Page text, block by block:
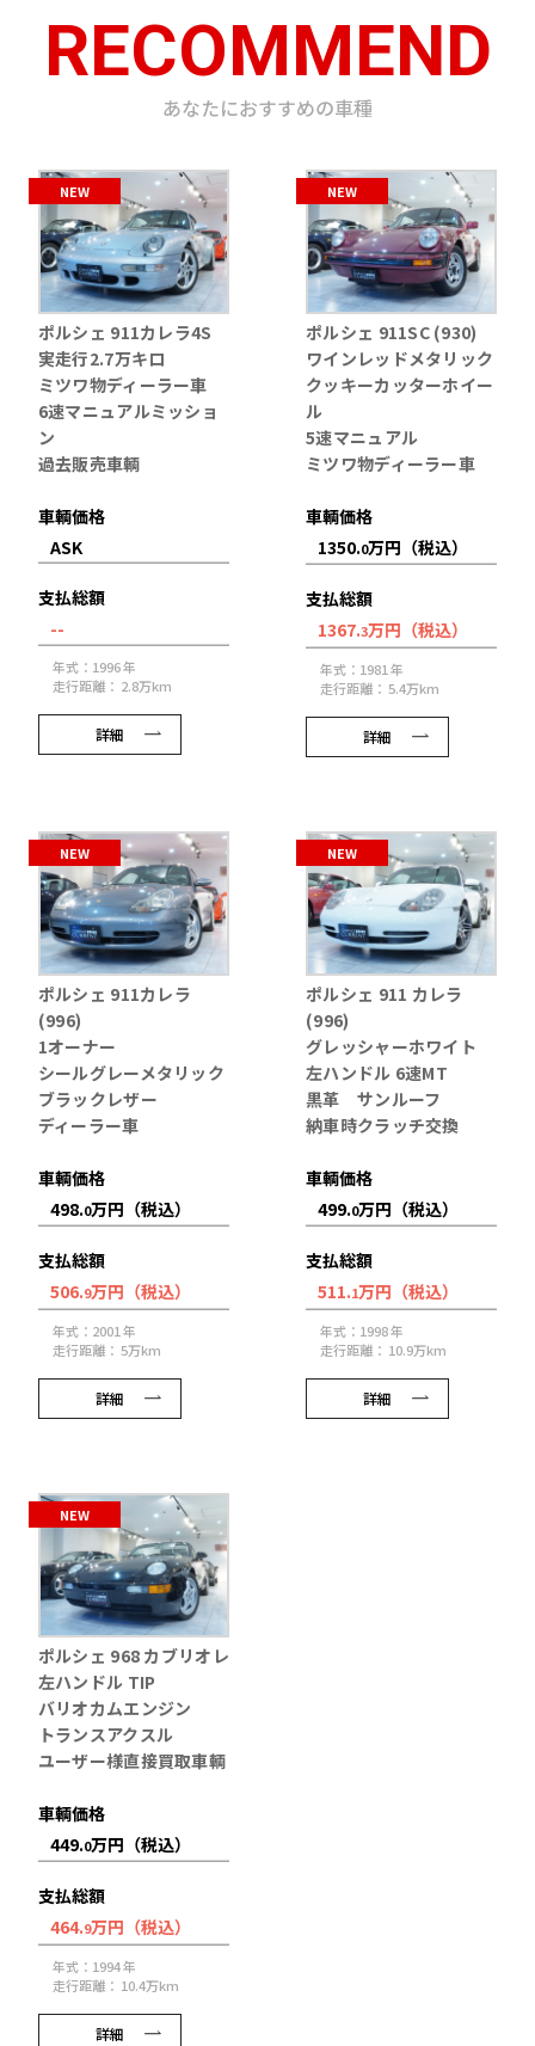
RECOMMEND
あなたにおすすめの車種
NEW
ポルシェ 911カレラ4S
実走行2.7万キロ
ミツワ物ディーラー車
6速マニュアルミッショ
ン
過去販売車輌
車輌価格
ASK
支払総額
--
年式：1996 年
走行距離： 2.8万km
詳細
NEW
ポルシェ 911SC (930)
ワインレッドメタリック
クッキーカッターホイー
ル
5速マニュアル
ミツワ物ディーラー車
車輌価格
1350.0万円（税込）
支払総額
1367.3万円（税込）
年式：1981 年
走行距離： 5.4万km
詳細
NEW
ポルシェ 911カレラ
(996)
1オーナー
シールグレーメタリック
ブラックレザー
ディーラー車
車輌価格
498.0万円（税込）
支払総額
506.9万円（税込）
年式：2001 年
走行距離： 5万km
詳細
NEW
ポルシェ 911 カレラ
(996)
グレッシャーホワイト
左ハンドル 6速MT
黒革 サンルーフ
納車時クラッチ交換
車輌価格
499.0万円（税込）
支払総額
511.1万円（税込）
年式：1998 年
走行距離： 10.9万km
詳細
NEW
ポルシェ 968 カブリオレ
左ハンドル TIP
バリオカムエンジン
トランスアクスル
ユーザー様直接買取車輌
車輌価格
449.0万円（税込）
支払総額
464.9万円（税込）
年式：1994 年
走行距離： 10.4万km
詳細